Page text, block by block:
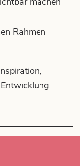
Rahmen